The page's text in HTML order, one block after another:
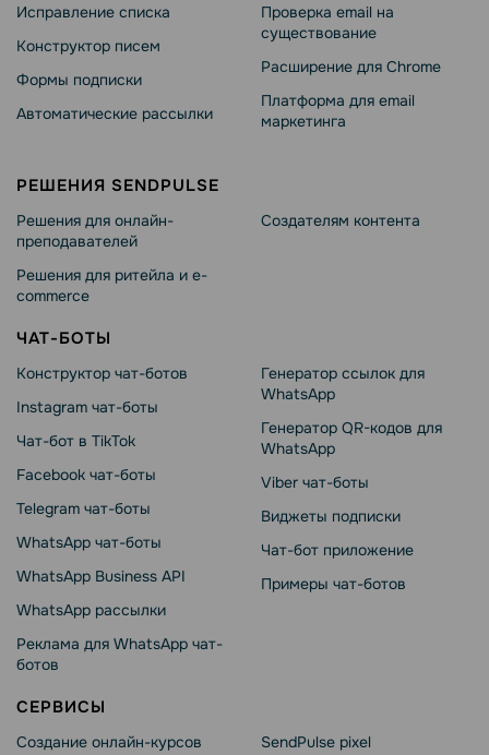
Исправление списка
Конструктор писем
Формы подписки
Автоматические рассылки
Проверка email на
существование
Расширение для Chrome
Платформа для email
маркетинга
РЕШЕНИЯ SENDPULSE
Решения для онлайн-
преподавателей
Решения для ритейла и e-
commerce
Создателям контента
ЧАТ-БОТЫ
Конструктор чат-ботов
Instagram чат-боты
Чат-бот в TikTok
Facebook чат-боты
Telegram чат-боты
WhatsApp чат-боты
WhatsApp Business API
WhatsApp рассылки
Реклама для WhatsApp чат-
ботов
Генератор ссылок для
WhatsApp
Генератор QR-кодов для
WhatsApp
Viber чат-боты
Виджеты подписки
Чат-бот приложение
Примеры чат-ботов
СЕРВИСЫ
Создание онлайн-курсов
SendPulse pixel